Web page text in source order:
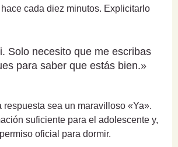
cada diez minutos. Explicitarlo
Solo necesito que me escribas
para saber que estás bien.»
respuesta sea un maravilloso «Ya».
suficiente para el adolescente y,
oficial para dormir.